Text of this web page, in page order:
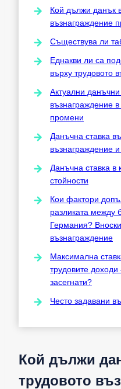
Кой дължи данък
възнаграждение
Съществува ли
Еднакви ли са
върху трудовото
Актуални данъчни
възнаграждение
промени
Данъчна ставка
възнаграждение
Данъчна ставка в
стойности
Кои фактори
разликата между
Германия?
възнаграждение
Максимална
трудовите
засегнати?
Често задавани
Кой дължи
трудовото